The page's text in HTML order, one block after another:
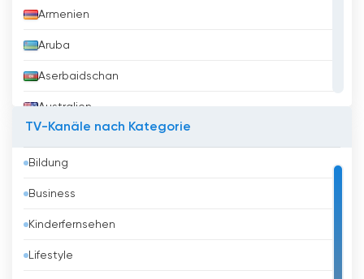
Armenien
Aruba
Aserbaidschan
Australien
Bahrain
Bangladesh
Barbados
Belarus
TV-Kanäle nach Kategorie
Bildung
Business
Kinderfernsehen
Lifestyle